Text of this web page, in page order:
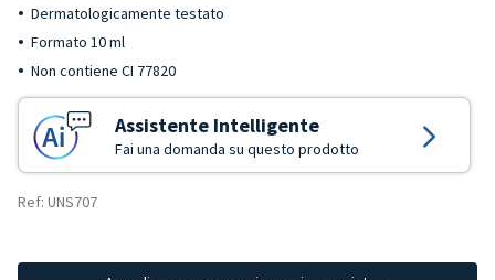
Dermatologicamente testato
Formato 10 ml
Non contiene CI 77820
Assistente Intelligente
Fai una domanda su questo prodotto
Ref: UNS707